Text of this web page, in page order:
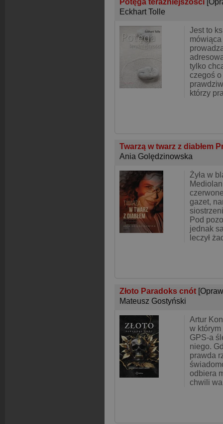
Potęga teraźniejszości
Eckhart Tolle
Jest to
tylko
czegoś
którzy
Twarzą w twarz z diabłem
Ania Golędzinowska
Żyła w
gazet,
Pod
jednak
leczył
Złoto Paradoks cnót
Mateusz Gostyński
Artur
w którym
GPS-a
niego.
prawda
odbiera
chwili